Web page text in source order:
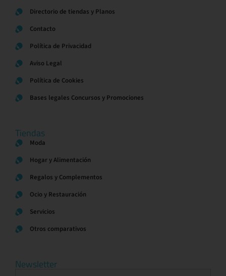
Directorio de tiendas y Planos
Contacto
Política de Privacidad
Aviso Legal
Política de Cookies
Bases legales Concursos y Promociones
Tiendas
Moda
Hogar y Alimentación
Regalos y Complementos
Ocio y Restauración
Servicios
Otros comparativos
Newsletter